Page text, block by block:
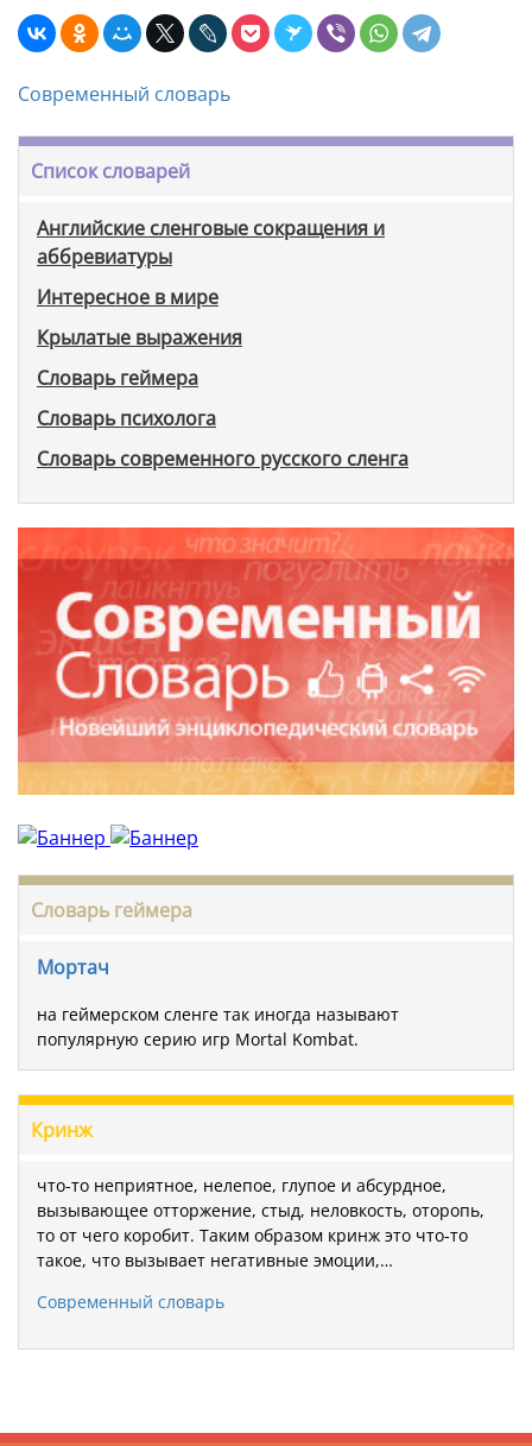
Современный словарь
Список словарей
Английские сленговые сокращения и
аббревиатуры
Интересное в мире
Крылатые выражения
Словарь геймера
Словарь психолога
Словарь современного русского сленга
Словарь геймера
Мортач
на геймерском сленге так иногда называют
популярную серию игр Mortal Kombat.
Кринж
что-то неприятное, нелепое, глупое и абсурдное,
вызывающее отторжение, стыд, неловкость, оторопь,
то от чего коробит. Таким образом кринж это что-то
такое, что вызывает негативные эмоции,…
Современный словарь